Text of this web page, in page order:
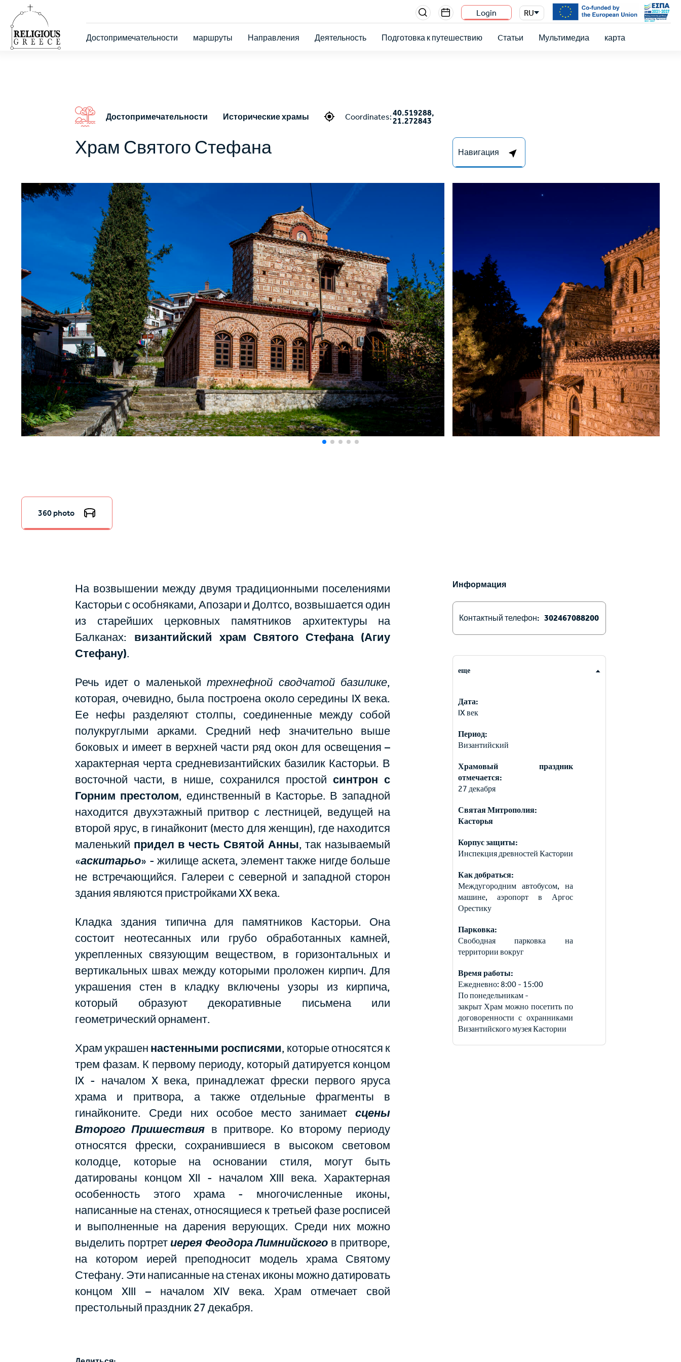
main
content
Menu
section
right
Login RU
Κεντρική
πλοήγηση
Достопримечательности маршруты Направления Деятельность Подготовка к путешествию Cтатьи Мультимедиа карта
Достопримечательности Исторические храмы Coordinates:40.519288,
21.272843
Храм Святого Стефана Навигация
360 photo
На возвышении между двумя традиционными поселениями
Касторьи с особняками, Апозари и Долтсо, возвышается один
из старейших церковных памятников архитектуры на
Балканах: византийский храм Святого Стефана (Агиу
Стефану).
Речь идет о маленькойтрехнефной сводчатой базилике,
которая, очевидно, была построена около середины IX века.
Ее нефы разделяют столпы, соединенные между собой
полукруглыми арками. Средний неф значительно выше
боковых и имеет в верхней части ряд окон для освещения –
характерная черта средневизантийских базилик Касторьи. В
восточной части, в нише, сохранился простойсинтрон с
Горним престолом, единственный в Касторье. В западной
находится двухэтажный притвор с лестницей, ведущей на
второй ярус, в гинайконит (место для женщин), где находится
маленький придел в честь Святой Анны, так называемый
«аскитарьо» - жилище аскета, элемент также нигде больше
не встречающийся. Галереи с северной и западной сторон
здания являются пристройками XX века.
Кладка здания типична для памятников Касторьи. Она
состоит неотесанных или грубо обработанных камней,
укрепленных связующим веществом, в горизонтальных и
вертикальных швах между которыми проложен кирпич. Для
украшения стен в кладку включены узоры из кирпича,
который образуют декоративные письмена или
геометрический орнамент.
Храм украшен настенными росписями, которые относятся к
трем фазам. К первому периоду, который датируется концом
IX - началом X века, принадлежат фрески первого яруса
храма и притвора, а также отдельные фрагменты в
гинайконите. Среди них особое место занимаетсцены
Второго Пришествия в притворе. Ко второму периоду
относятся фрески, сохранившиеся в высоком световом
колодце, которые на основании стиля, могут быть
датированы концом XII - началом XIII века. Характерная
особенность этого храма - многочисленные иконы,
написанные на стенах, относящиеся к третьей фазе росписей
и выполненные на дарения верующих. Среди них можно
выделить портрет иерея Феодора Лимнийского в притворе,
на котором иерей преподносит модель храма Святому
Стефану. Эти написанные на стенах иконы можно датировать
концом XIII – началом XIV века. Храм отмечает свой
престольный праздник 27 декабря.
Информация
Контактный телефон: 302467088200
еще
Дата:
IX век
Период:
Византийский
Храмовый праздник
отмечается:
27 декабря
Святая Митрополия:
Касторья
Корпус защиты:
Инспекция древностей Кастории
Как добраться:
Междугородним автобусом, на
машине, аэропорт в Аргос
Орестику
Парковка:
Свободная парковка на
территории вокруг
Время работы:
Ежедневно: 8:00 - 15:00
По понедельникам -
закрыт Храм можно посетить по
договоренности с охранниками
Византийского музея Кастории